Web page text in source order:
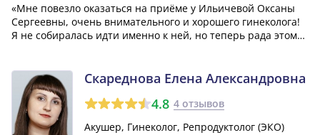
«Мне повезло оказаться на приёме у Ильичевой Оксаны
Сергеевны, очень внимательного и хорошего гинеколога!
Я не собиралась идти именно к ней, но теперь рада этому
И теперь я, наконец, ста...»Скареднова Елена Александровна
4.8 4 отзывов
Акушер, Гинеколог, Репродуктолог (ЭКО)